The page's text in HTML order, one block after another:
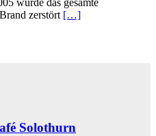
wurde das gesamte
zerstört […]
Solothurn